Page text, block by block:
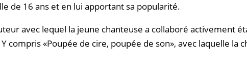
de 16 ans et en lui apportant sa popularité.​​
avec lequel la jeune chanteuse a collaboré activement
compris «Poupée de cire, poupée de son», avec laquelle